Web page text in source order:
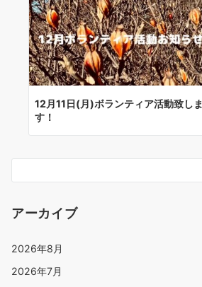
12月11日(月)ボランティア活動致しま
す！
アーカイブ
2026年8月
2026年7月